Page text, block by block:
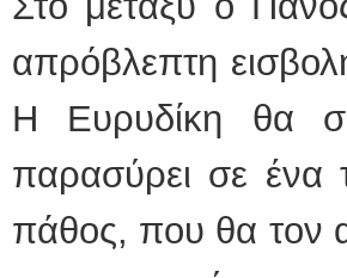
απρόβλεπτη
Η Ευρυδίκη θα
παρασύρει σε ένα
πάθος, που θα τον